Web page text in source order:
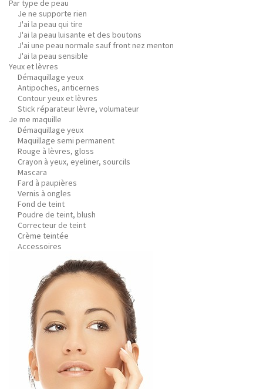
Par type de peau
Je ne supporte rien
J'ai la peau qui tire
J'ai la peau luisante et des boutons
J'ai une peau normale sauf front nez menton
J'ai la peau sensible
Yeux et lèvres
Démaquillage yeux
Antipoches, anticernes
Contour yeux et lèvres
Stick réparateur lèvre, volumateur
Je me maquille
Démaquillage yeux
Maquillage semi permanent
Rouge à lèvres, gloss
Crayon à yeux, eyeliner, sourcils
Mascara
Fard à paupières
Vernis à ongles
Fond de teint
Poudre de teint, blush
Correcteur de teint
Crème teintée
Accessoires